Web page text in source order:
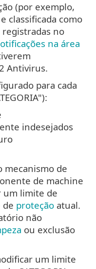
(por exemplo,
classificada como
no
na área
Antivirus.
para cada
indesejados
mecanismo de
de machine
um limite de
proteção atual.
não
ou exclusão
um limite